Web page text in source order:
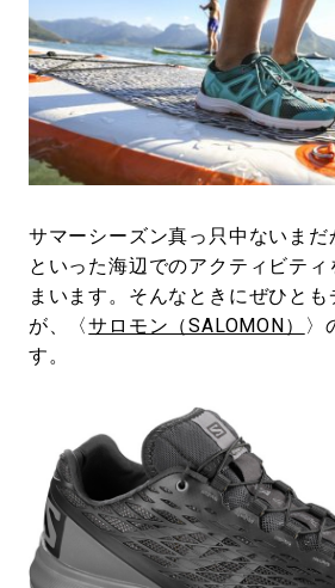
#GH 銘品の所以 #フイナムの
#Commune H #FOCUS IT
#ととけん #FASHION
#LIFESTYLE #SNEAKER
#SPORTS #HANDSOME
サマーシーズン真っ只中ないまだ
といった海辺でのアクティビティ
まいます。そんなときにぜひと
が、〈サロモン（SALOMON）
〉
す。